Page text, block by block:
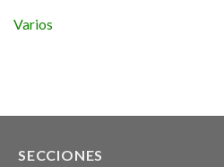
Varios
SECCIONES